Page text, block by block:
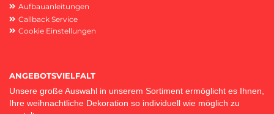
Aufbauanleitungen
Callback Service
Cookie Einstellungen
ANGEBOTSVIELFALT
Unsere große Auswahl in unserem Sortiment ermöglicht es Ihnen,
Ihre weihnachtliche Dekoration so individuell wie möglich zu